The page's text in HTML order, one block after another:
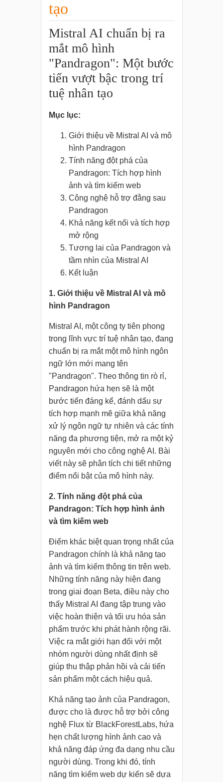
tạo
Mistral AI chuẩn bị ra
mắt mô hình
"Pandragon": Một bước
tiến vượt bậc trong trí
tuệ nhân tạo
Mục lục:
Giới thiệu về Mistral AI và mô
hình Pandragon
Tính năng đột phá của
Pandragon: Tích hợp hình
ảnh và tìm kiếm web
Công nghệ hỗ trợ đằng sau
Pandragon
Khả năng kết nối và tích hợp
mở rộng
Tương lai của Pandragon và
tầm nhìn của Mistral AI
Kết luận
1. Giới thiệu về Mistral AI và mô
hình Pandragon
Mistral AI, một công ty tiên phong
trong lĩnh vực trí tuệ nhân tạo, đang
chuẩn bị ra mắt một mô hình ngôn
ngữ lớn mới mang tên
"Pandragon". Theo thông tin rò rỉ,
Pandragon hứa hẹn sẽ là một
bước tiến đáng kể, đánh dấu sự
tích hợp mạnh mẽ giữa khả năng
xử lý ngôn ngữ tự nhiên và các tính
năng đa phương tiện, mở ra một kỷ
nguyên mới cho công nghệ AI. Bài
viết này sẽ phân tích chi tiết những
điểm nổi bật của mô hình này.
2. Tính năng đột phá của
Pandragon: Tích hợp hình ảnh
và tìm kiếm web
Điểm khác biệt quan trọng nhất của
Pandragon chính là khả năng tạo
ảnh và tìm kiếm thông tin trên web.
Những tính năng này hiện đang
trong giai đoạn Beta, điều này cho
thấy Mistral AI đang tập trung vào
việc hoàn thiện và tối ưu hóa sản
phẩm trước khi phát hành rộng rãi.
Việc ra mắt giới hạn đối với một
nhóm người dùng nhất định sẽ
giúp thu thập phản hồi và cải tiến
sản phẩm một cách hiệu quả.
Khả năng tạo ảnh của Pandragon,
được cho là được hỗ trợ bởi công
nghệ Flux từ BlackForestLabs, hứa
hẹn chất lượng hình ảnh cao và
khả năng đáp ứng đa dạng nhu cầu
người dùng. Trong khi đó, tính
năng tìm kiếm web dự kiến sẽ dựa